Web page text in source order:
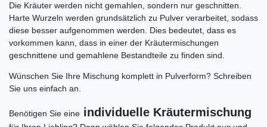
Die Kräuter werden nicht gemahlen, sondern nur geschnitten.
Harte Wurzeln werden grundsätzlich zu Pulver verarbeitet, sodass
diese besser aufgenommen werden. Dies bedeutet, dass es
vorkommen kann, dass in einer der Kräutermischungen
geschnittene und gemahlene Bestandteile zu finden sind.
Wünschen Sie Ihre Mischung komplett in Pulverform? Schreiben
Sie uns einfach an.
Benötigen Sie eine individuelle Kräutermischung